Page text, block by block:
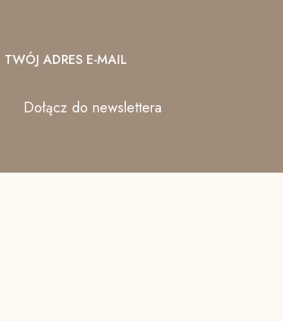
TWÓJ ADRES E-MAIL
Dołącz do newslettera